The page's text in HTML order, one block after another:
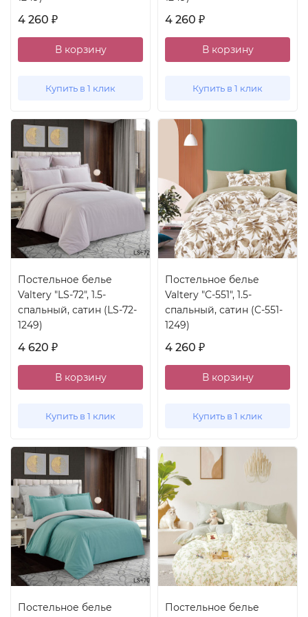
4 260 ₽
В корзину
Купить в 1 клик
4 260 ₽
В корзину
Купить в 1 клик
Постельное белье
Valtery "LS-72", 1.5-
спальный, сатин (LS-72-
1249)
4 620 ₽
В корзину
Купить в 1 клик
Постельное белье
Valtery "C-551", 1.5-
спальный, сатин (C-551-
1249)
4 260 ₽
В корзину
Купить в 1 клик
Постельное белье
Постельное белье